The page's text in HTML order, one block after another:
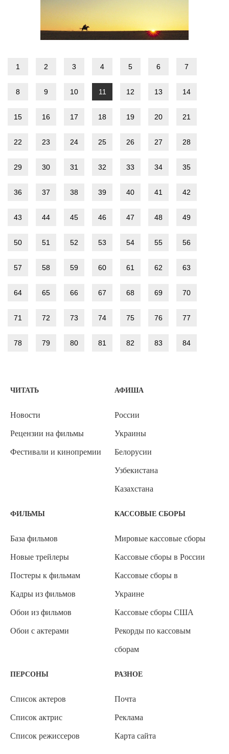
1 2 3 4 5 6 7
8 9 10 11 12 13 14
15 16 17 18 19 20 21
22 23 24 25 26 27 28
29 30 31 32 33 34 35
36 37 38 39 40 41 42
43 44 45 46 47 48 49
50 51 52 53 54 55 56
57 58 59 60 61 62 63
64 65 66 67 68 69 70
71 72 73 74 75 76 77
78 79 80 81 82 83 84
ЧИТАТЬ
Новости
Рецензии на фильмы
Фестивали и кинопремии
АФИША
России
Украины
Белорусии
Узбекистана
Казахстана
ФИЛЬМЫ
База фильмов
Новые трейлеры
Постеры к фильмам
Кадры из фильмов
Обои из фильмов
Обои с актерами
КАССОВЫЕ СБОРЫ
Мировые кассовые сборы
Кассовые сборы в России
Кассовые сборы в
Украине
Кассовые сборы США
Рекорды по кассовым
сборам
ПЕРСОНЫ
Список актеров
Список актрис
Список режиссеров
РАЗНОЕ
Почта
Реклама
Карта сайта